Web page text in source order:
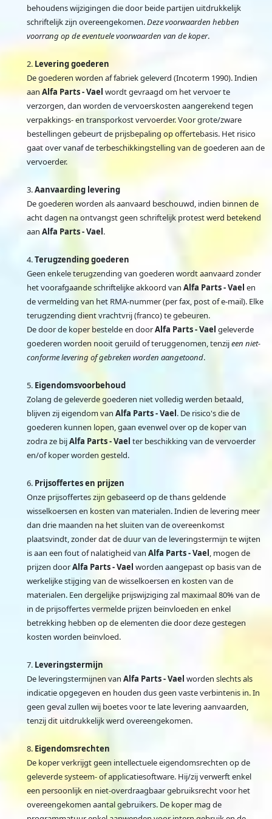
behoudens wijzigingen die door beide partijen uitdrukkelijk
schriftelijk zijn overeengekomen.Deze voorwaarden hebben
voorrang op de eventuele voorwaarden van de koper.
Levering goederen
De goederen worden af fabriek geleverd (Incoterm 1990). Indien
aan Alfa Parts - Vael wordt gevraagd om het vervoer te
verzorgen, dan worden de vervoerskosten aangerekend tegen
verpakkings- en transporkost vervoerder. Voor grote/zware
bestellingen gebeurt de prijsbepaling op offertebasis. Het risico
gaat over vanaf de terbeschikkingstelling van de goederen aan de
vervoerder.
Aanvaarding levering
De goederen worden als aanvaard beschouwd, indien binnen de
acht dagen na ontvangst geen schriftelijk protest werd betekend
aan Alfa Parts - Vael.
Terugzending goederen
Geen enkele terugzending van goederen wordt aanvaard zonder
het voorafgaande schriftelijke akkoord van Alfa Parts - Vael en
de vermelding van het RMA-nummer (per fax, post of e-mail). Elke
terugzending dient vrachtvrij (franco) te gebeuren.
De door de koper bestelde en doorAlfa Parts - Vael geleverde
goederen worden nooit geruild of teruggenomen, tenzijeen niet-
conforme levering of gebreken worden aangetoond.
Eigendomsvoorbehoud
Zolang de geleverde goederen niet volledig werden betaald,
blijven zij eigendom van Alfa Parts - Vael. De risico's die de
goederen kunnen lopen, gaan evenwel over op de koper van
zodra ze bijAlfa Parts - Vael ter beschikking van de vervoerder
en/of koper worden gesteld.
Prijsoffertes en prijzen
Onze prijsoffertes zijn gebaseerd op de thans geldende
wisselkoersen en kosten van materialen. Indien de levering meer
dan drie maanden na het sluiten van de overeenkomst
plaatsvindt, zonder dat de duur van de leveringstermijn te wijten
is aan een fout of nalatigheid van Alfa Parts - Vael , mogen de
prijzen doorAlfa Parts - Vael worden aangepast op basis van de
werkelijke stijging van de wisselkoersen en kosten van de
materialen. Een dergelijke prijswijziging zal maximaal 80% van de
in de prijsoffertes vermelde prijzen beïnvloeden en enkel
betrekking hebben op de elementen die door deze gestegen
kosten worden beïnvloed.
Leveringstermijn
De leveringstermijnen van Alfa Parts - Vael worden slechts als
indicatie opgegeven en houden dus geen vaste verbintenis in. In
geen geval zullen wij boetes voor te late levering aanvaarden,
tenzij dit uitdrukkelijk werd overeengekomen.
Eigendomsrechten
De koper verkrijgt geen intellectuele eigendomsrechten op de
geleverde systeem- of applicatiesoftware. Hij/zij verwerft enkel
een persoonlijk en niet-overdraagbaar gebruiksrecht voor het
overeengekomen aantal gebruikers. De koper mag de